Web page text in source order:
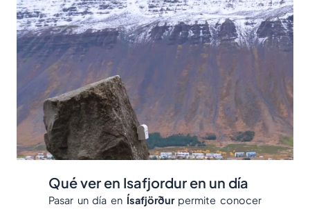
Qué ver en Isafjordur en un día
Pasar un día en Ísafjörðurpermite conocer